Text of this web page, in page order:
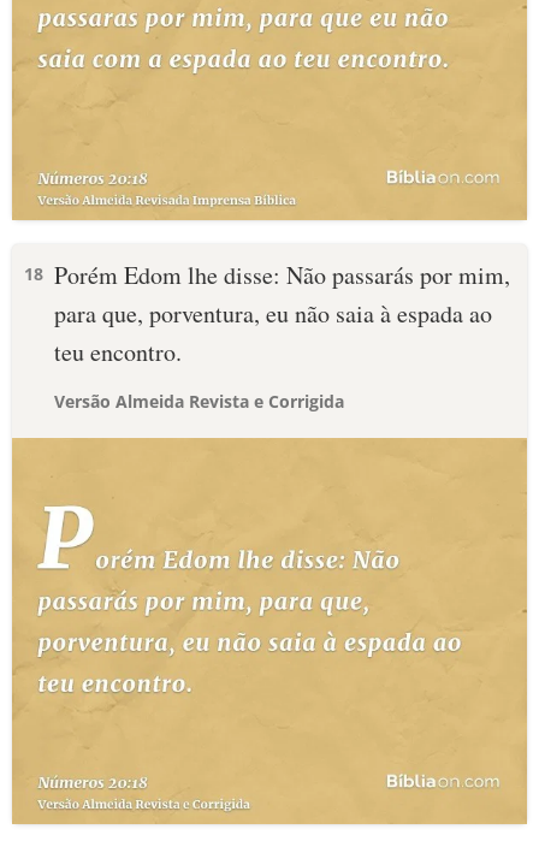
18 Porém Edom lhe disse: Não passarás por mim,
para que, porventura, eu não saia à espada ao
teu encontro.
Versão Almeida Revista e Corrigida